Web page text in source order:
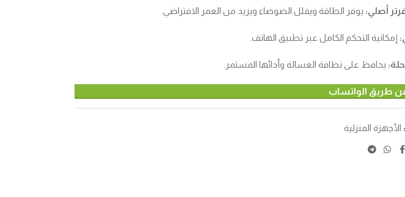
أصلي: يوفر الطاقة ويقلل الضوضاء ويزيد من العمر الافتراضي.
إمكانية التحكم الكامل عبر تطبيق الهاتف.
يحافظ على نظافة الغسالة وأدائها المستمر.
طريق الواتساب
الأجهزة المنزلية